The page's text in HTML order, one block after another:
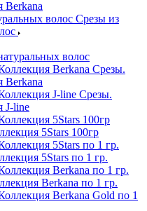
Berkana
Срезы из
волос
Срезы.
Berkana
Срезы.
J-line
5Stars 100гр
5Stars по 1 гр.
Berkana по 1 гр.